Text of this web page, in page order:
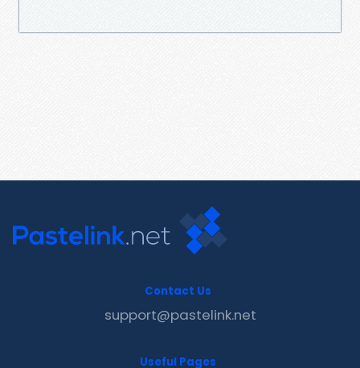
Contact Us
support@pastelink.net
Useful Pages